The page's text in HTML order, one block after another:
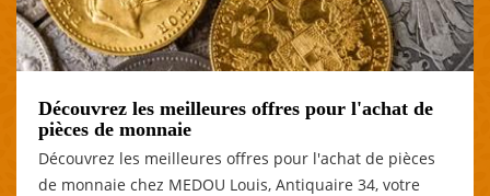
Découvrez les meilleures offres pour l'achat de
pièces de monnaie
Découvrez les meilleures offres pour l'achat de pièces
de monnaie chez MEDOU Louis, Antiquaire 34, votre